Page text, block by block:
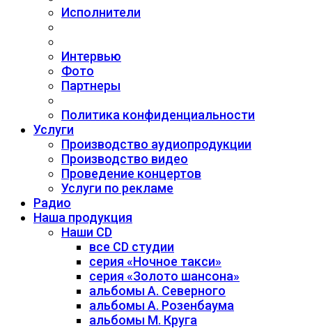
Исполнители
Интервью
Фото
Партнеры
Политика конфиденциальности
Услуги
Производство аудиопродукции
Производство видео
Проведение концертов
Услуги по рекламе
Радио
Наша продукция
Наши CD
все CD студии
серия «Ночное такси»
серия «Золото шансона»
альбомы А. Северного
альбомы А. Розенбаума
альбомы М. Круга